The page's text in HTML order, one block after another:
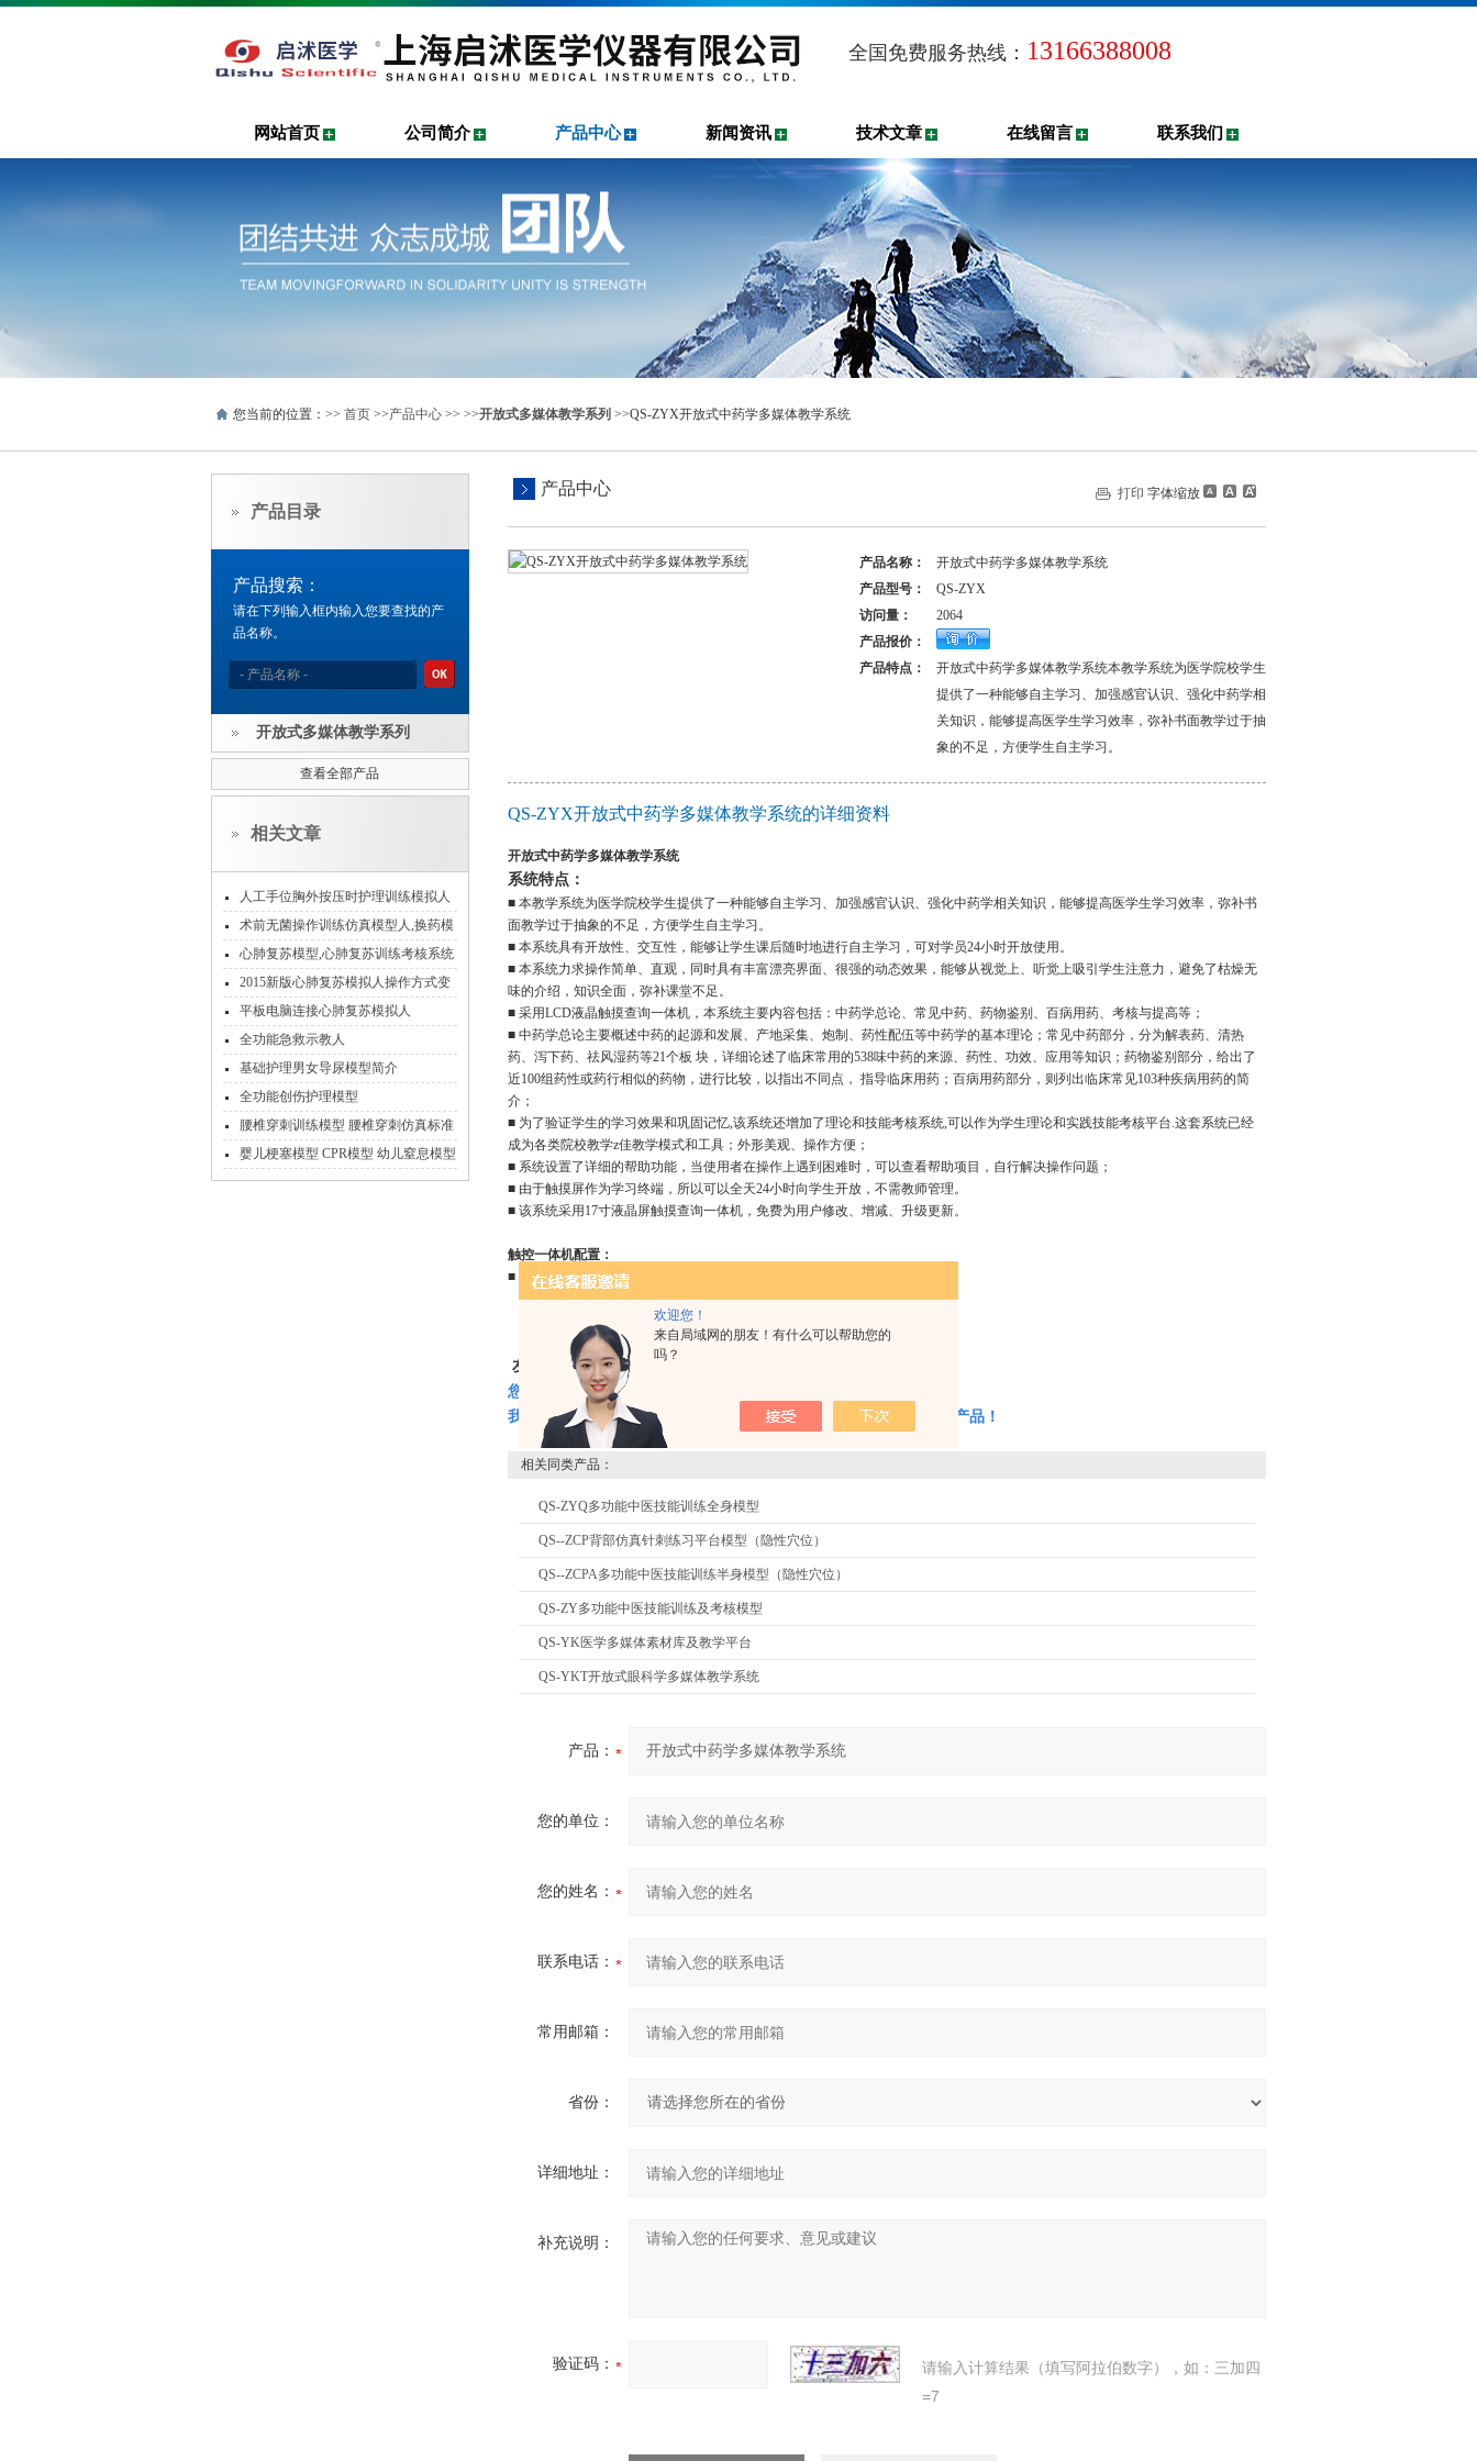
欢迎您！
来自局域网的朋友！有什么可以帮助您的
吗？
全国免费服务热线： 13166388008
网站首页 公司简介 产品中心 新闻资讯 技术文章 在线留言 联系我们
您当前的位置：>> 首页 >>产品中心 >> >>开放式多媒体教学系列 >>QS-ZYX开放式中药学多媒体教学系统
产品中心 打印 字体缩放
产品名称：
开放式中药学多媒体教学系统
产品型号：
QS-ZYX
访问量：
2064
产品报价：
产品特点：
开放式中药学多媒体教学系统本教学系统为医学院校学生
提供了一种能够自主学习、加强感官认识、强化中药学相
关知识，能够提高医学生学习效率，弥补书面教学过于抽
象的不足，方便学生自主学习。
QS-ZYX开放式中药学多媒体教学系统的详细资料
开放式中药学多媒体教学系统
系统特点：
■ 本教学系统为医学院校学生提供了一种能够自主学习、加强感官认识、强化中药学相关知识，能够提高医学生学习效率，弥补书
面教学过于抽象的不足，方便学生自主学习。
■ 本系统具有开放性、交互性，能够让学生课后随时地进行自主学习，可对学员24小时开放使用。
■ 本系统力求操作简单、直观，同时具有丰富漂亮界面、很强的动态效果，能够从视觉上、听觉上吸引学生注意力，避免了枯燥无
味的介绍，知识全面，弥补课堂不足。
■ 采用LCD液晶触摸查询一体机，本系统主要内容包括：中药学总论、常见中药、药物鉴别、百病用药、考核与提高等；
■ 中药学总论主要概述中药的起源和发展、产地采集、炮制、药性配伍等中药学的基本理论；常见中药部分，分为解表药、清热
药、泻下药、祛风湿药等21个板 块，详细论述了临床常用的538味中药的来源、药性、功效、应用等知识；药物鉴别部分，给出了
近100组药性或药行相似的药物，进行比较，以指出不同点， 指导临床用药；百病用药部分，则列出临床常见103种疾病用药的简
介；
■ 为了验证学生的学习效果和巩固记忆,该系统还增加了理论和技能考核系统,可以作为学生理论和实践技能考核平台.这套系统已经
成为各类院校教学z佳教学模式和工具；外形美观、操作方便；
■ 系统设置了详细的帮助功能，当使用者在操作上遇到困难时，可以查看帮助项目，自行解决操作问题；
■ 由于触摸屏作为学习终端，所以可以全天24小时向学生开放，不需教师管理。
■ 该系统采用17寸液晶屏触摸查询一体机，免费为用户修改、增减、升级更新。
触控一体机配置：
■ 酷睿双核处理器、内存1024、硬盘120G
友情提示：
您只要致电
我们可以帮您推荐符合您要求的
开放式中药学多媒体教学系统 相关产品！
相关同类产品：
QS-ZYQ多功能中医技能训练全身模型
QS--ZCP背部仿真针刺练习平台模型（隐性穴位）
QS--ZCPA多功能中医技能训练半身模型（隐性穴位）
QS-ZY多功能中医技能训练及考核模型
QS-YK医学多媒体素材库及教学平台
QS-YKT开放式眼科学多媒体教学系统
产品：
您的单位：
您的姓名：
联系电话：
常用邮箱：
省份：
详细地址：
补充说明：
验证码：
请输入计算结果（填写阿拉伯数字），如：三加四
=7
产品目录
产品搜索：
请在下列输入框内输入您要查找的产
品名称。
开放式多媒体教学系列
查看全部产品
相关文章
人工手位胸外按压时护理训练模拟人
时的功能特点
术前无菌操作训练仿真模型人,换药模
型
心肺复苏模型,心肺复苏训练考核系统
2015新版心肺复苏模拟人操作方式变
化
平板电脑连接心肺复苏模拟人
全功能急救示教人
基础护理男女导尿模型简介
全功能创伤护理模型
腰椎穿刺训练模型 腰椎穿刺仿真标准
化病人
婴儿梗塞模型 CPR模型 幼儿窒息模型
急救方法